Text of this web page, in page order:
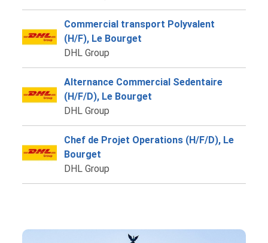
Commercial transport Polyvalent
(H/F), Le Bourget
DHL Group
Alternance Commercial Sedentaire
(H/F/D), Le Bourget
DHL Group
Chef de Projet Operations (H/F/D), Le
Bourget
DHL Group